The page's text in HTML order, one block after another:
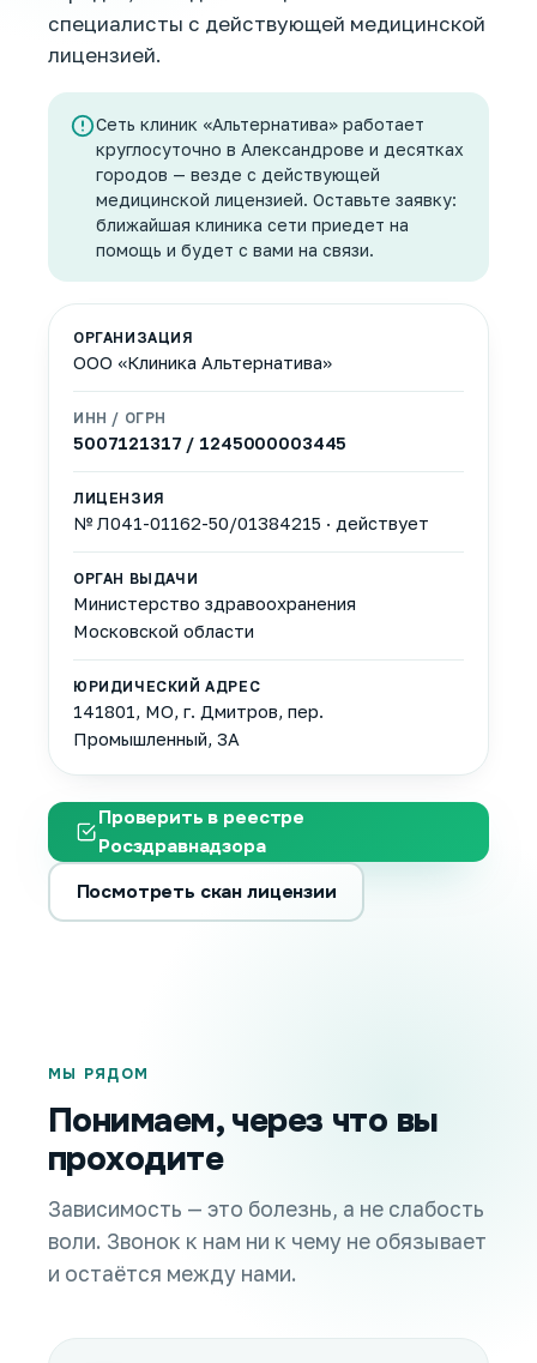
специалисты с действующей медицинской
лицензией.
Сеть клиник «Альтернатива» работает
круглосуточно в Александрове и десятках
городов — везде с действующей
медицинской лицензией. Оставьте заявку:
ближайшая клиника сети приедет на
помощь и будет с вами на связи.
ОРГАНИЗАЦИЯ
ООО «Клиника Альтернатива»
ИНН / ОГРН
5007121317 / 1245000003445
ЛИЦЕНЗИЯ
№ Л041-01162-50/01384215 · действует
ОРГАН ВЫДАЧИ
Министерство здравоохранения
Московской области
ЮРИДИЧЕСКИЙ АДРЕС
141801, МО, г. Дмитров, пер.
Промышленный, 3А
Проверить в реестре
Росздравнадзора
Посмотреть скан лицензии
МЫ РЯДОМ
Понимаем, через что вы
проходите
Зависимость — это болезнь, а не слабость
воли. Звонок к нам ни к чему не обязывает
и остаётся между нами.